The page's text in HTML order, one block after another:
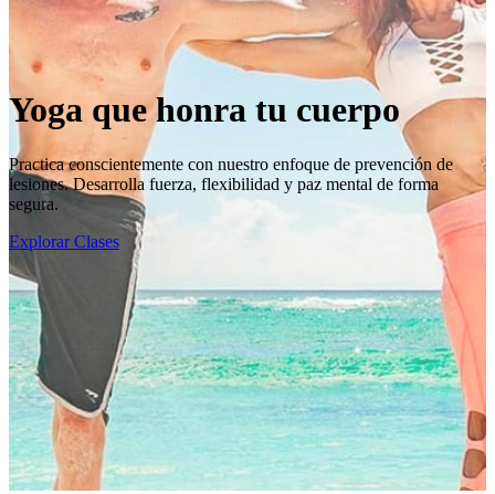
Yoga que honra tu cuerpo
Practica conscientemente con nuestro enfoque de prevención de
lesiones. Desarrolla fuerza, flexibilidad y paz mental de forma
segura.
Explorar Clases